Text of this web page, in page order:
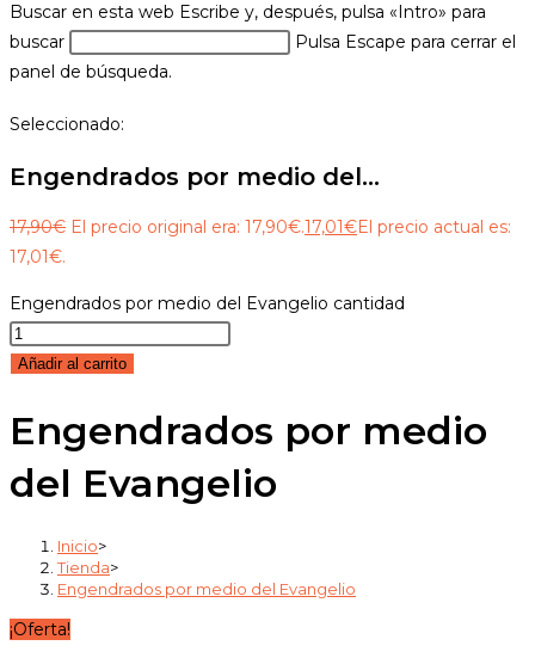
Buscar en esta web Escribe y, después, pulsa «Intro» para
buscar
Pulsa Escape para cerrar el
panel de búsqueda.
Seleccionado:
Engendrados por medio del…
17,90€ El precio original era: 17,90€.17,01€El precio actual es:
17,01€.
Engendrados por medio del Evangelio cantidad
Añadir al carrito
Engendrados por medio
del Evangelio
Inicio>
Tienda>
Engendrados por medio del Evangelio
¡Oferta!